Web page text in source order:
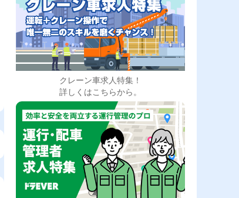
クレーン車求人特集！
詳しくはこちらから。